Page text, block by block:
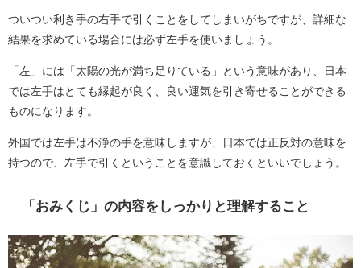
ついつい利き手の右手で引くことをしてしまいがちですが、詳細な
結果を求めている場合には必ず左手を使いましょう。
「左」には「太陽の光が満ち足りている」という意味があり、日本
では左手はとても縁起が良く、良い運気を引き寄せることができる
ものになります。
外国では左手は不浄の手を意味しますが、日本では正反対の意味を
持つので、左手で引くということを意識しておくといいでしょう。
「おみくじ」の内容をしっかりと理解すること